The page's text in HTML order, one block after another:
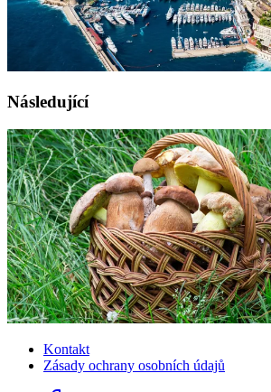
Následující
Kontakt
Zásady ochrany osobních údajů